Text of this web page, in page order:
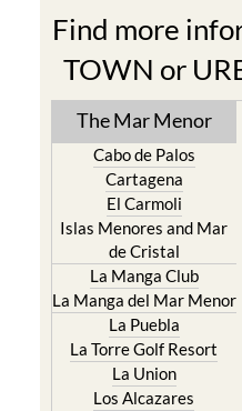
Find more
TOWN or
The Mar Menor
Cabo de Palos
Cartagena
El Carmoli
Islas Menores and Mar
de Cristal
La Manga Club
La Manga del Mar Menor
La Puebla
La Torre Golf Resort
La Union
Los Alcazares